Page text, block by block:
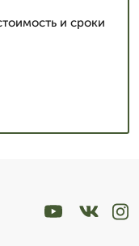
и сроки